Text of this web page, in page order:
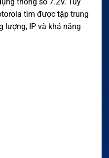
tìm được tập trung
lượng, IP và khả năng